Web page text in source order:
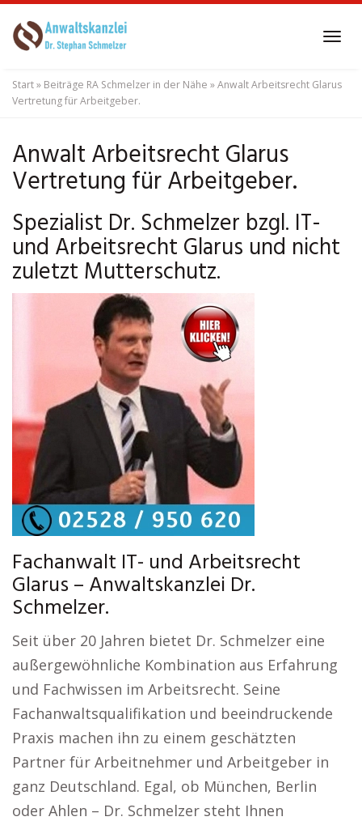
to
content
Start» Beiträge RA Schmelzer in der Nähe »Anwalt Arbeitsrecht Glarus
Vertretung für Arbeitgeber.
Anwalt Arbeitsrecht Glarus
Vertretung für Arbeitgeber.
Spezialist Dr. Schmelzer bzgl. IT-
und Arbeitsrecht Glarus und nicht
zuletzt Mutterschutz.
Fachanwalt IT- und Arbeitsrecht
Glarus – Anwaltskanzlei Dr.
Schmelzer.
Seit über 20 Jahren bietet Dr. Schmelzer eine
außergewöhnliche Kombination aus Erfahrung
und Fachwissen im Arbeitsrecht. Seine
Fachanwaltsqualifikation und beeindruckende
Praxis machen ihn zu einem geschätzten
Partner für Arbeitnehmer und Arbeitgeber in
ganz Deutschland. Egal, ob München, Berlin
oder Ahlen – Dr. Schmelzer steht Ihnen